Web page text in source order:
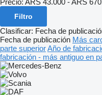
Precio: ARS 43.000 - ARS
Filtro
Clasificar: Fecha de
Fecha de publicación Más
parte superiorAño de
fabricación - más antiguo en